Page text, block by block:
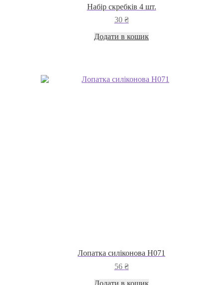
Набір скребків 4 шт.
30 ₴
Додати в кошик
Лопатка силіконова Н071
56 ₴
Додати в кошик